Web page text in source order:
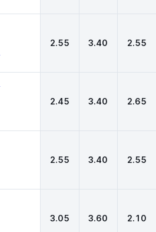
2.55 3.40 2.55
2.45 3.40 2.65
2.55 3.40 2.55
3.05 3.60 2.10